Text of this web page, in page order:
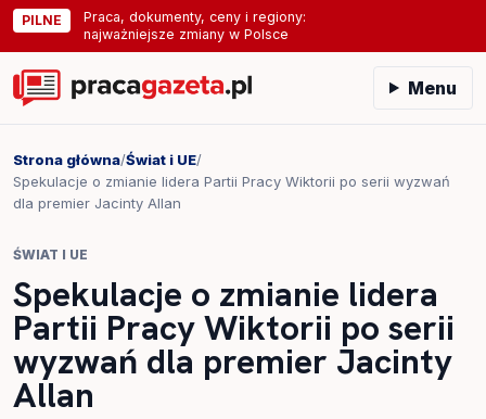
PILNE
Praca, dokumenty, ceny i regiony:
najważniejsze zmiany w Polsce
Menu
Strona główna/Świat i UE/
Spekulacje o zmianie lidera Partii Pracy Wiktorii po serii wyzwań
dla premier Jacinty Allan
ŚWIAT I UE
Spekulacje o zmianie lidera
Partii Pracy Wiktorii po serii
wyzwań dla premier Jacinty
Allan